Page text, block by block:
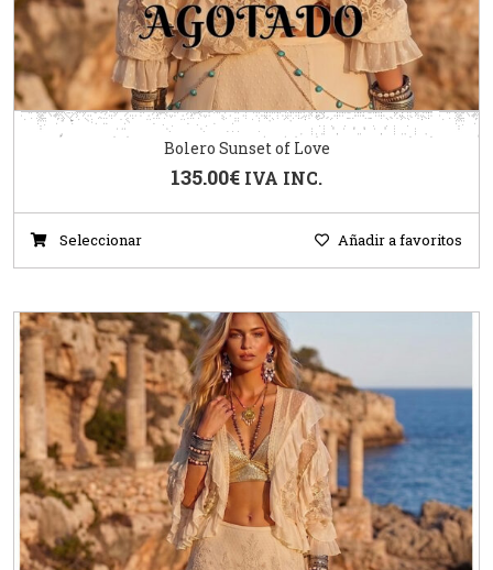
Bolero Sunset of Love
135.00€ IVA INC.
Seleccionar Añadir a favoritos